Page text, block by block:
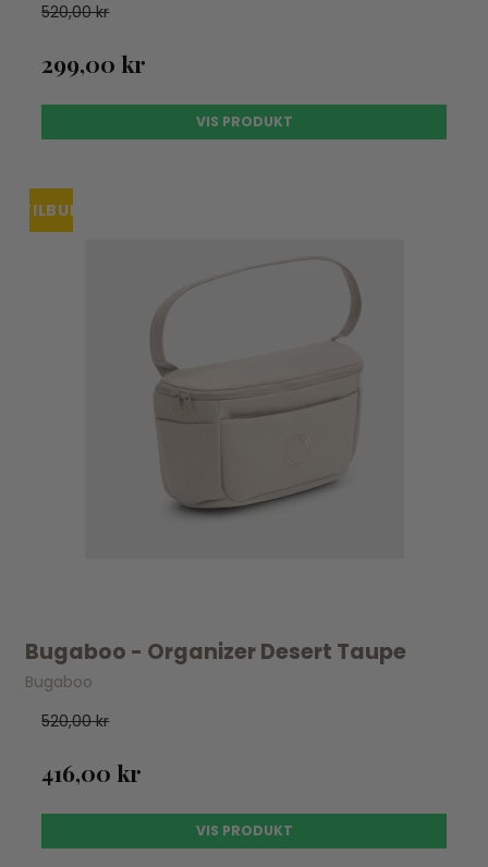
520,00 kr
299,00 kr
VIS PRODUKT
TILBUD
Bugaboo - Organizer Desert Taupe
Bugaboo
520,00 kr
416,00 kr
VIS PRODUKT